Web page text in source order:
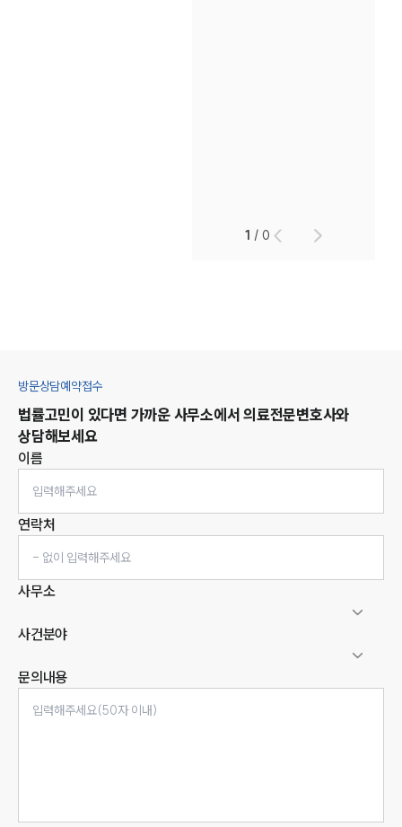
1 /0
방문상담예약접수
법률고민이 있다면 가까운 사무소에서의료전문변호사와
상담해보세요
이름
연락처
사무소
사건분야
문의내용